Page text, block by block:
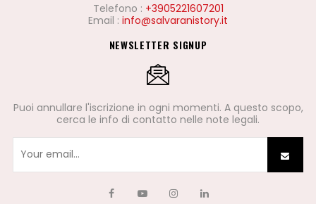
Telefono : +3905221607201
Email : info@salvaranistory.it
NEWSLETTER SIGNUP
Puoi annullare l'iscrizione in ogni momenti. A questo scopo,
cerca le info di contatto nelle note legali.
FacebookYouTubeInstagram